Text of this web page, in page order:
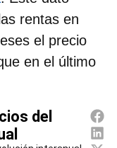
rentas en
el precio
en el último